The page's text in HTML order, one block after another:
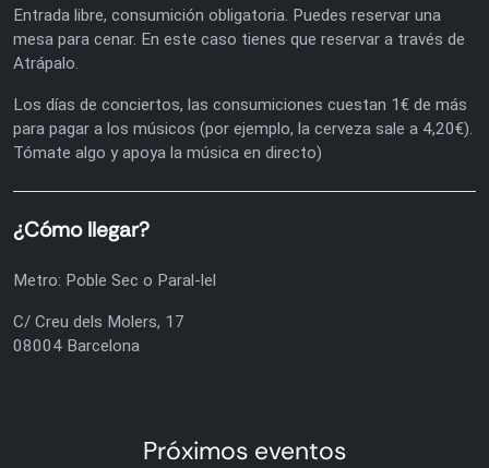
Entrada libre, consumición obligatoria. Puedes reservar una
mesa para cenar. En este caso tienes que reservar a través de
Atrápalo.
Los días de conciertos, las consumiciones cuestan 1€ de más
para pagar a los músicos (por ejemplo, la cerveza sale a 4,20€).
Tómate algo y apoya la música en directo)
¿Cómo llegar?
Metro: Poble Sec o Paral-lel
C/ Creu dels Molers, 17
08004 Barcelona
Próximos eventos